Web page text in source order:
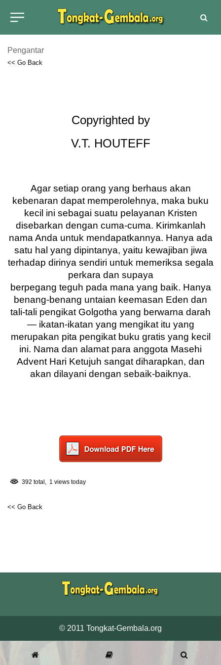
Pengantar
<< Go Back
Copyrighted by
V.T. HOUTEFF
Agar setiap orang yang berhaus akan
kebenaran dapat memperolehnya, maka buku
kecil ini sebagai suatu pelayanan Kristen
disebarkan dengan cuma-cuma. Kirimkanlah
nama Anda untuk mendapatkannya. Hanya ada
satu hal yang dipintanya, yaitu kewajiban jiwa
terhadap dirinya sendiri untuk memeriksa segala
perkara dan supaya
berpegang teguh pada mana yang baik. Hanya
benang-benang untaian keemasan Eden dan
tali-tali pengikat Golgotha yang berwarna darah
— ikatan-ikatan yang mengikat itu yang
merupakan pita pengikat buku gratis yang kecil
ini. Nama dan alamat para anggota Masehi
Advent Hari Ketujuh sangat diharapkan, dan
akan dilayani dengan sebaik-baiknya.
392 total, 1 views today
<< Go Back
© 2011 Tongkat-Gembala.org